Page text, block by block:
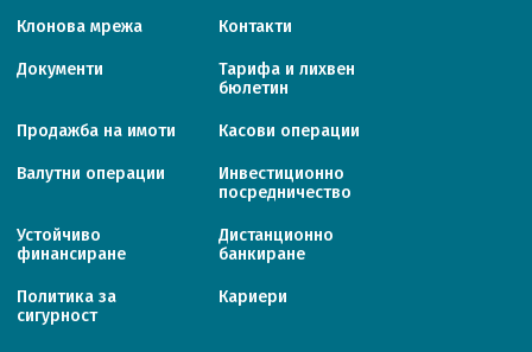
Клонова мрежа Контакти
Документи
Тарифa и лихвен
бюлетин
Продажба на имоти Касови операции
Валутни операции
Инвестиционно
посредничество
Устойчиво
финансиране
Дистанционно
банкиране
Политика за
сигурност
Кариери